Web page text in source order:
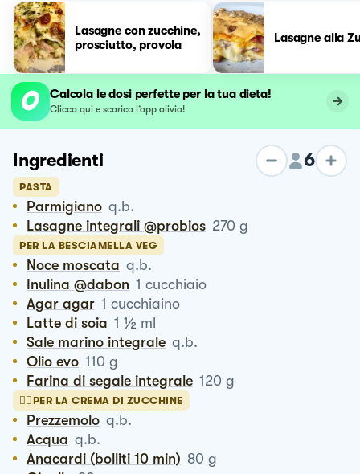
Lasagne con zucchine,
prosciutto, provola
Lasagne alla
Calcola le dosi perfette per la tua dieta!
Clicca qui e scarica l’app olivia!
Ingredienti 6
PASTA
Parmigiano q.b.
Lasagne integrali @probios 270 g
PER LA BESCIAMELLA VEG
Noce moscata q.b.
Inulina @dabon 1 cucchiaio
Agar agar 1 cucchiaino
Latte di soia 1 ½ ml
Sale marino integrale q.b.
Olio evo 110 g
Farina di segale integrale 120 g
👉🏻PER LA CREMA DI ZUCCHINE
Prezzemolo q.b.
Acqua q.b.
Anacardi (bolliti 10 min) 80 g